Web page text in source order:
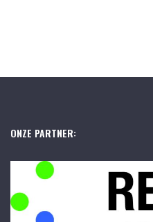
ONZE PARTNER: